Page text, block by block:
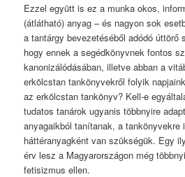
Ezzel együtt is ez a munka okos,
(átlátható) anyag – és nagyon sok
a tantárgy bevezetéséből adódó úttörő
hogy ennek a segédkönyvnek fontos
kanonizálódásában, illetve abban a
erkölcstan tankönyvekről folyik
az erkölcstan tankönyv? Kell-e
tudatos tanárok ugyanis többnyire
anyagaikból tanítanak, a tankönyvekre
háttéranyagként van szükségük. Egy
érv lesz a Magyarországon még
fetisizmus ellen.